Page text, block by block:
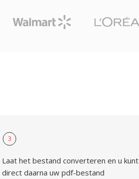
3
Laat het bestand converteren en u kunt
direct daarna uw pdf-bestand